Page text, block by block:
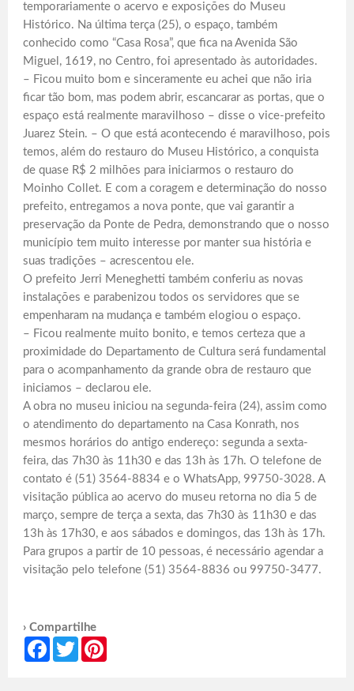
temporariamente o acervo e exposições do Museu
Histórico. Na última terça (25), o espaço, também
conhecido como “Casa Rosa”, que fica na Avenida São
Miguel, 1619, no Centro, foi apresentado às autoridades.
– Ficou muito bom e sinceramente eu achei que não iria
ficar tão bom, mas podem abrir, escancarar as portas, que o
espaço está realmente maravilhoso – disse o vice-prefeito
Juarez Stein. – O que está acontecendo é maravilhoso, pois
temos, além do restauro do Museu Histórico, a conquista
de quase R$ 2 milhões para iniciarmos o restauro do
Moinho Collet. E com a coragem e determinação do nosso
prefeito, entregamos a nova ponte, que vai garantir a
preservação da Ponte de Pedra, demonstrando que o nosso
município tem muito interesse por manter sua história e
suas tradições – acrescentou ele.
O prefeito Jerri Meneghetti também conferiu as novas
instalações e parabenizou todos os servidores que se
empenharam na mudança e também elogiou o espaço.
– Ficou realmente muito bonito, e temos certeza que a
proximidade do Departamento de Cultura será fundamental
para o acompanhamento da grande obra de restauro que
iniciamos – declarou ele.
A obra no museu iniciou na segunda-feira (24), assim como
o atendimento do departamento na Casa Konrath, nos
mesmos horários do antigo endereço: segunda a sexta-
feira, das 7h30 às 11h30 e das 13h às 17h. O telefone de
contato é (51) 3564-8834 e o WhatsApp, 99750-3028. A
visitação pública ao acervo do museu retorna no dia 5 de
março, sempre de terça a sexta, das 7h30 às 11h30 e das
13h às 17h30, e aos sábados e domingos, das 13h às 17h.
Para grupos a partir de 10 pessoas, é necessário agendar a
visitação pelo telefone (51) 3564-8836 ou 99750-3477.
› Compartilhe
FacebookTwitter